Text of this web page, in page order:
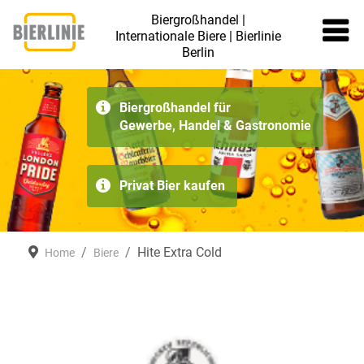
Biergroßhandel für
Gewerbe, Handel & Gastronomie
Privat Bier kaufen
Home Biere Hite Extra Cold
Biergroßhandel |
Internationale Biere | Bierlinie
Berlin